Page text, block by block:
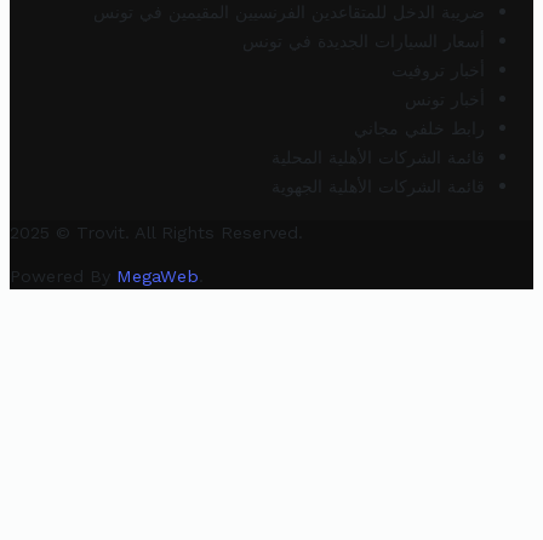
ضريبة الدخل للمتقاعدين الفرنسيين المقيمين في تونس
أسعار السيارات الجديدة في تونس
أخبار تروفيت
أخبار تونس
رابط خلفي مجاني
قائمة الشركات الأهلية المحلية
قائمة الشركات الأهلية الجهوية
2025 © Trovit. All Rights Reserved.
Powered By MegaWeb